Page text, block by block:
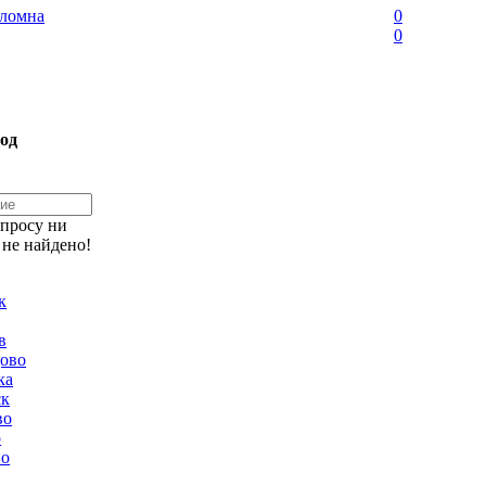
0
0
ни
найдено!